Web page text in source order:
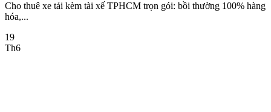
Cho thuê xe tải kèm tài xế TPHCM trọn gói: bồi thường 100% hàng
hóa,...
19
Th6